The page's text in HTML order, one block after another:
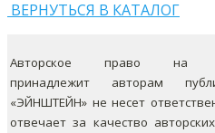
ВЕРНУТЬСЯ В КАТАЛОГ
Авторское право на
принадлежит авторам
«ЭЙНШТЕЙН» не несет
отвечает за качество